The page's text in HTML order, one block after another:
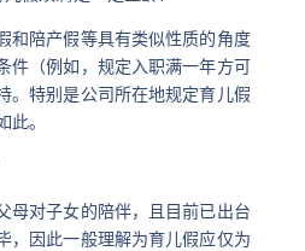
和陪产假等具有类似性质的角度
件（例如，规定入职满一年方可
。特别是公司所在地规定育儿假
。
母对子女的陪伴，且目前已出台
，因此一般理解为育儿假应仅为